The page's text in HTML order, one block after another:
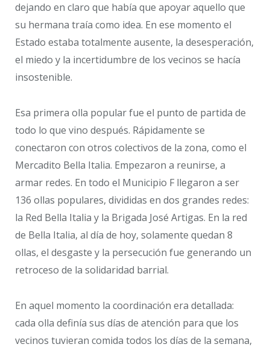
dejando en claro que había que apoyar aquello que
su hermana traía como idea. En ese momento el
Estado estaba totalmente ausente, la desesperación,
el miedo y la incertidumbre de los vecinos se hacía
insostenible.
Esa primera olla popular fue el punto de partida de
todo lo que vino después. Rápidamente se
conectaron con otros colectivos de la zona, como el
Mercadito Bella Italia. Empezaron a reunirse, a
armar redes. En todo el Municipio F llegaron a ser
136 ollas populares, divididas en dos grandes redes:
la Red Bella Italia y la Brigada José Artigas. En la red
de Bella Italia, al día de hoy, solamente quedan 8
ollas, el desgaste y la persecución fue generando un
retroceso de la solidaridad barrial.
En aquel momento la coordinación era detallada:
cada olla definía sus días de atención para que los
vecinos tuvieran comida todos los días de la semana,